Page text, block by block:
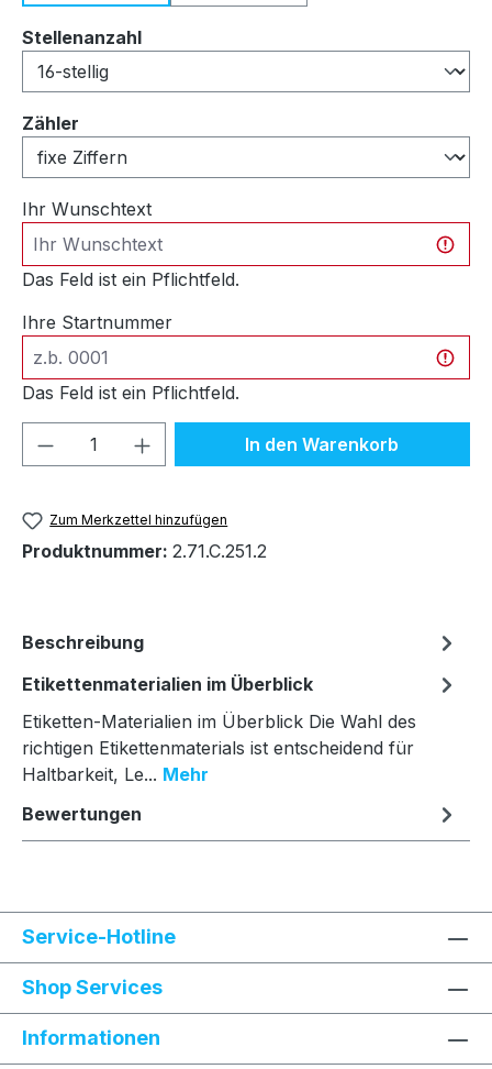
Stellenanzahlauswählen
Zähler
Ihr Wunschtext
Das Feld ist ein Pflichtfeld.
Ihre Startnummer
Das Feld ist ein Pflichtfeld.
Produkt Anzahl: Gib denIn den Warenkorb
Zum Merkzettel hinzufügen
Produktnummer: 2.71.C.251.2
Beschreibung
Etikettenmaterialien im Überblick
Etiketten-Materialien im Überblick Die Wahl des
richtigen Etikettenmaterials ist entscheidend für
Haltbarkeit, Le... Mehr
Bewertungen
Service-Hotline
Shop Services
Informationen